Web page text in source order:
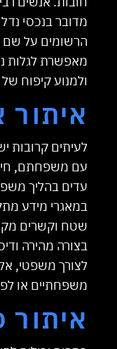
מדובר בנכסי
הרשומים על שם
מאפשרת לגלות
ולמנוע קיפוח
איתור
לעיתים קרובות
עם משפחתם,
עדים בהליך
במאגרי מידע
שטח וקשרים
בצורה מהירה
לצורך משפטי,
משפחתיים או
איתור